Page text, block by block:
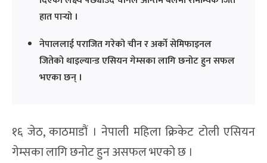
हात पार्‍यो ।
नेपाललाई पराजित गरेको चीन र अर्को सेमिफाइनल
जितेको थाइल्यान्ड एसियन गेम्सका लागि छनोट हुन सफल
भएका छन् ।
१६ जेठ, काठमाडौं । नेपाली महिला क्रिकेट टोली एसियन
गेम्सका लागि छनोट हुन असफल भएको छ ।